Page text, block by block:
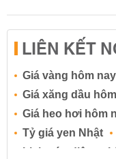
LIÊN KẾT
Giá vàng hôm nay
Giá xăng dầu
Giá heo hơi hôm
Tỷ giá yen Nhật
Lịch cúp điện